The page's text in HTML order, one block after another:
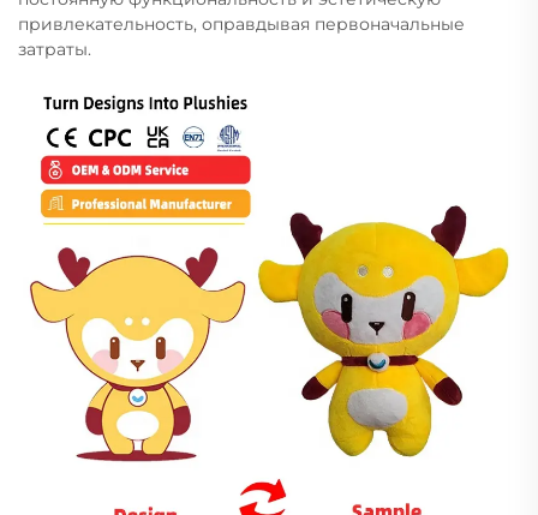
привлекательность, оправдывая первоначальные
затраты.